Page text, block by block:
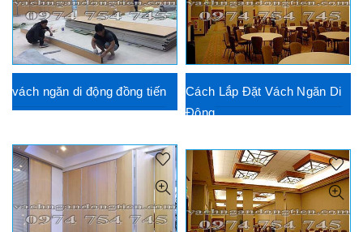
vách ngăn di động đồng tiến
Cách Lắp Đặt Vách Ngăn Di
Động